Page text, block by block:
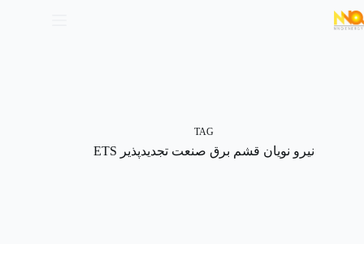
TAG
نیرو نویان قشم برق صنعت تجدیدپذیر ETS